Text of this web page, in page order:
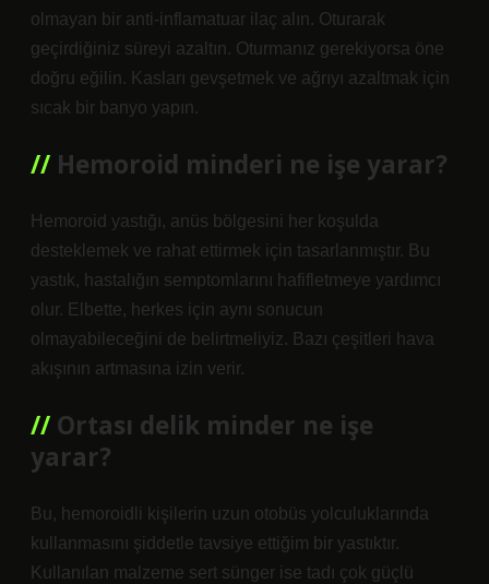
olmayan bir anti-inflamatuar ilaç alın. Oturarak
geçirdiğiniz süreyi azaltın. Oturmanız gerekiyorsa öne
doğru eğilin. Kasları gevşetmek ve ağrıyı azaltmak için
sıcak bir banyo yapın.
Hemoroid minderi ne işe yarar?
Hemoroid yastığı, anüs bölgesini her koşulda
desteklemek ve rahat ettirmek için tasarlanmıştır. Bu
yastık, hastalığın semptomlarını hafifletmeye yardımcı
olur. Elbette, herkes için aynı sonucun
olmayabileceğini de belirtmeliyiz. Bazı çeşitleri hava
akışının artmasına izin verir.
Ortası delik minder ne işe
yarar?
Bu, hemoroidli kişilerin uzun otobüs yolculuklarında
kullanmasını şiddetle tavsiye ettiğim bir yastıktır.
Kullanılan malzeme sert sünger ise tadı çok güçlü